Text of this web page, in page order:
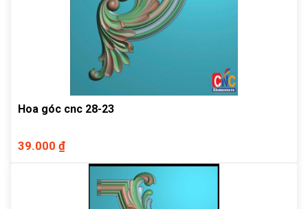
Hoa góc cnc 28-23
39.000 ₫